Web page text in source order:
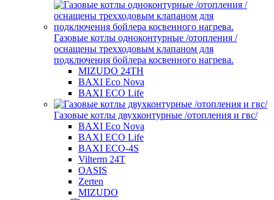
Газовые котлы одноконтурные /отопления /
оснащены трехходовым клапаном для
подключения бойлера косвенного нагрева.
MIZUDO 24TН
BAXI Eco Nova
BAXI ECO Life
Газовые котлы двухконтурные /отопления и гвс/
BAXI Eco Nova
BAXI ECO Life
BAXI ECO-4S
Vilterm 24T
OASIS
Zerten
MIZUDO